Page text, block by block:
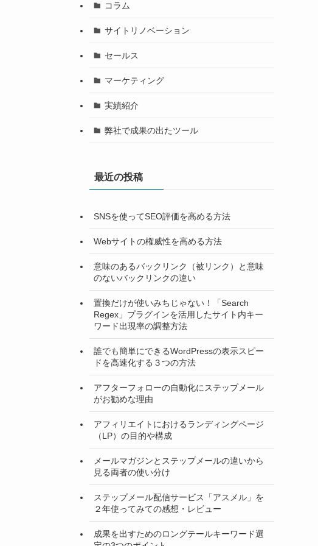
コラム
サイトリノベーション
セールス
マーケティング
実績紹介
弊社で成果の出たツール
最近の投稿
SNSを使ってSEO評価を高める方法
Webサイトの権威性を高める方法
意味のあるバックリンク（被リンク）と意味
のないバックリンクの違い
置換だけが使いみちじゃない！「Search
Regex」プラグインを活用したサイト内キー
ワード出現率の調整方法
誰でも簡単にできるWordPressの表示スピー
ドを高速化する３つの方法
アフターフォローの自動化にステップメール
がお勧めな理由
アフィリエイトにおけるランディングページ
（LP）の目的や構成
メールマガジンとステップメールの違いから
見る両者の使い分け
ステップメール配信サービス「アスメル」を
２年使ってみての感想・レビュー
成果を出すためのロングテールキーワード選